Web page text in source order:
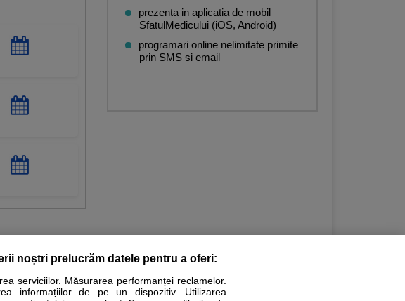
prezenta in aplicatia de mobil
SfatulMedicului (iOS, Android)
programari online nelimitate primite
prin SMS si email
Calculatoare Stiri medicale
noștri prelucrăm datele pentru a oferi:
serviciilor. Măsurarea performanței reclamelor.
informațiilor de pe un dispozitiv. Utilizarea